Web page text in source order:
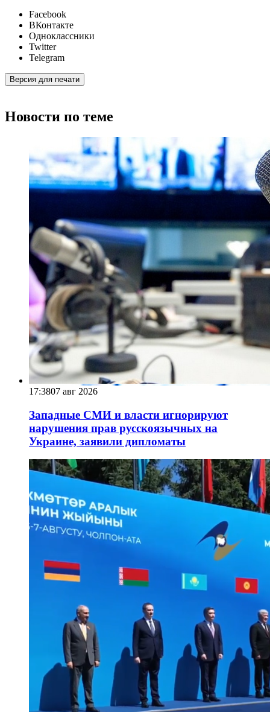
Facebook
ВКонтакте
Одноклассники
Twitter
Telegram
Версия для печати
Новости по теме
17:3807 авг 2026
Западные СМИ и власти игнорируют
нарушения прав русскоязычных на
Украине, заявили дипломаты